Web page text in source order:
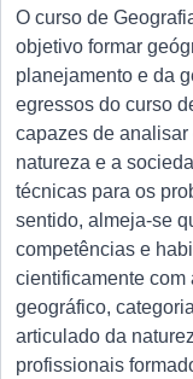
O curso de
objetivo formar
planejamento e da
egressos do curso
capazes de analisar
natureza e a
técnicas para os
sentido, almeja-se
competências e
cientificamente com
geográfico,
articulado da
profissionais